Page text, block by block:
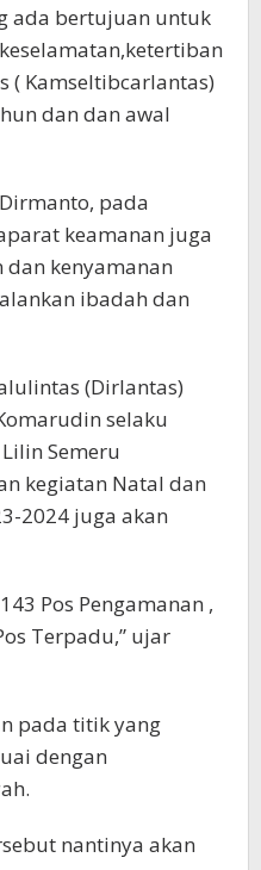
ada bertujuan untuk
( Kamseltibcarlantas)
dan dan awal
pada
keamanan juga
dan kenyamanan
ibadah dan
(Dirlantas)
selaku
Semeru
kegiatan Natal dan
2024 juga akan
Pos Pengamanan ,
Terpadu,” ujar
pada titik yang
dengan
nantinya akan